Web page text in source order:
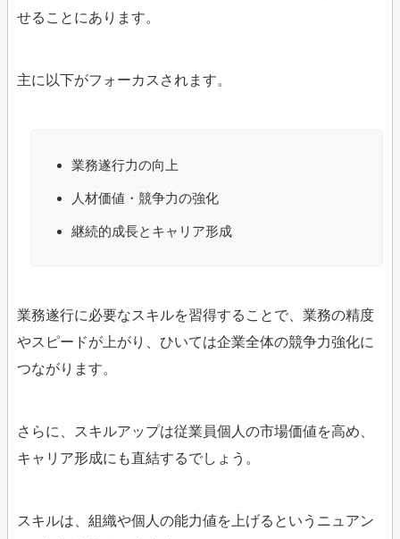
せることにあります。
主に以下がフォーカスされます。
業務遂行力の向上
人材価値・競争力の強化
継続的成長とキャリア形成
業務遂行に必要なスキルを習得することで、業務の精度
やスピードが上がり、ひいては企業全体の競争力強化に
つながります。
さらに、スキルアップは従業員個人の市場価値を高め、
キャリア形成にも直結するでしょう。
スキルは、組織や個人の能力値を上げるというニュアン